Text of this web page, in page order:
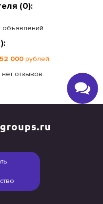
(0):
объявлений.
):
52 000 рублей.
отзывов.